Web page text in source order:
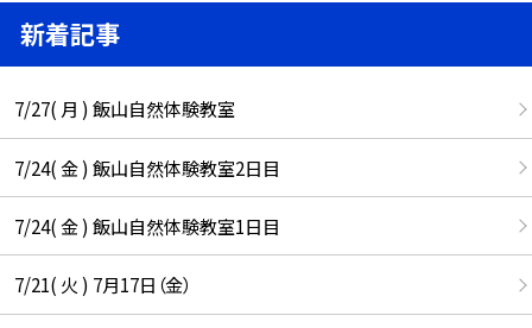
新着記事
7/27( 月 ) 飯山自然体験教室
7/24( 金 ) 飯山自然体験教室2日目
7/24( 金 ) 飯山自然体験教室1日目
7/21( 火 ) 7月17日（金）